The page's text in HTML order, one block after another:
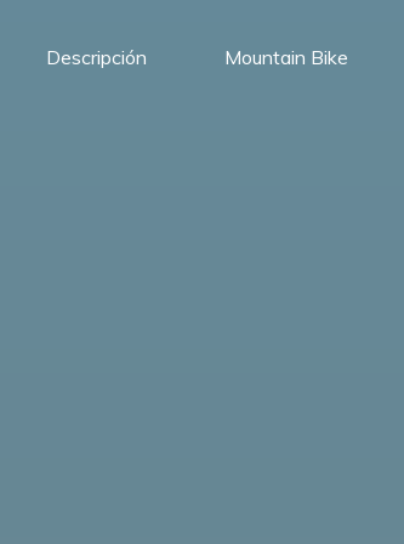
Descripción Mountain Bike